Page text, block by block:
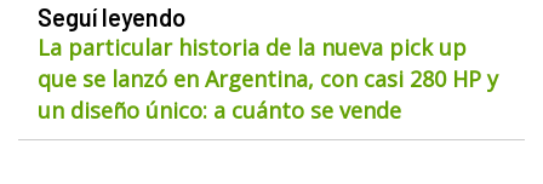
Seguí leyendo
La particular historia de la nueva pick up
que se lanzó en Argentina, con casi 280 HP y
un diseño único: a cuánto se vende